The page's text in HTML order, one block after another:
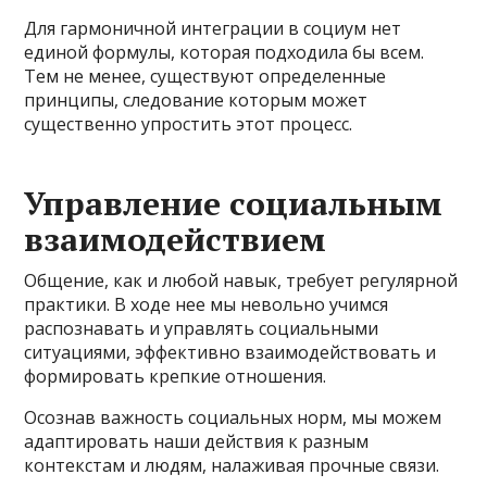
Для гармоничной интеграции в социум нет
единой формулы, которая подходила бы всем.
Тем не менее, существуют определенные
принципы, следование которым может
существенно упростить этот процесс.
Управление социальным
взаимодействием
Общение, как и любой навык, требует регулярной
практики. В ходе нее мы невольно учимся
распознавать и управлять социальными
ситуациями, эффективно взаимодействовать и
формировать крепкие отношения.
Осознав важность социальных норм, мы можем
адаптировать наши действия к разным
контекстам и людям, налаживая прочные связи.